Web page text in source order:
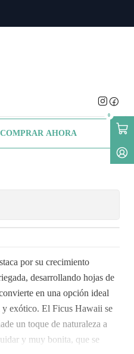
0
COMPRAR AHORA
por su crecimiento
desarrollando hojas de
en una opción ideal
y exótico. El Ficus Hawaii se
un toque de naturaleza a
y muy bonita, que se